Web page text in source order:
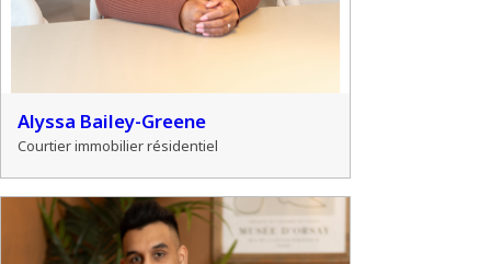
Alyssa Bailey-Greene
Courtier immobilier résidentiel